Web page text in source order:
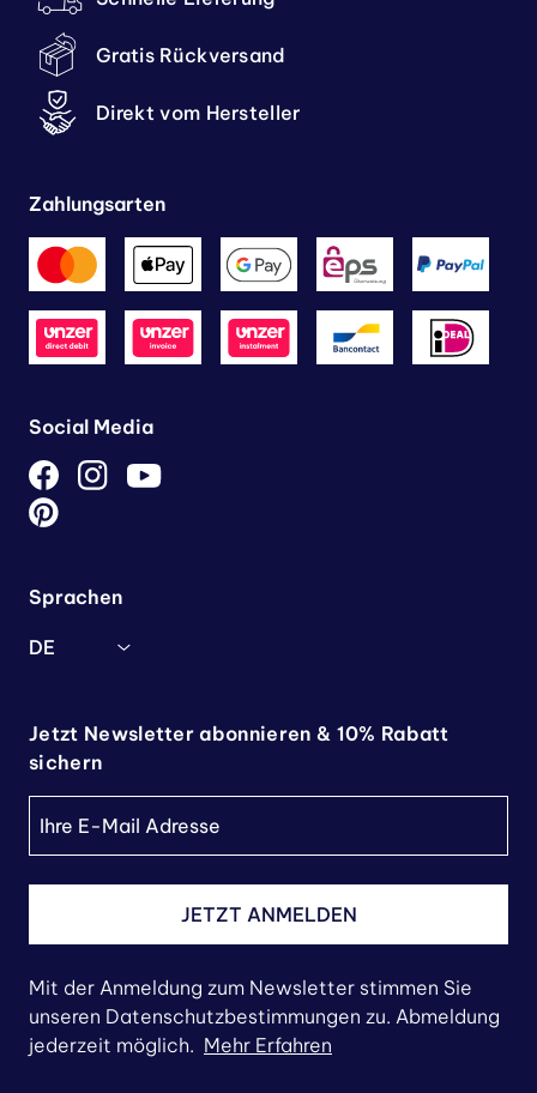
Gratis Rückversand
Direkt vom Hersteller
Zahlungsarten
Social Media
Sprachen
DE
Jetzt Newsletter abonnieren & 10% Rabatt
sichern
JETZT ANMELDEN
Mit der Anmeldung zum Newsletter stimmen Sie
unseren Datenschutzbestimmungen zu. Abmeldung
jederzeit möglich. Mehr Erfahren